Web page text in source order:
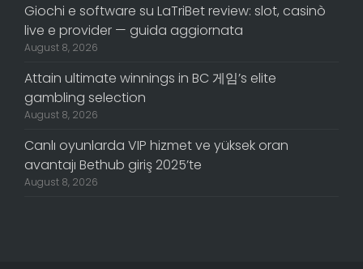
Giochi e software su LaTriBet review: slot, casinò
live e provider — guida aggiornata
August 8, 2026
Attain ultimate winnings in BC 게임’s elite
gambling selection
August 8, 2026
Canlı oyunlarda VIP hizmet ve yüksek oran
avantajı Bethub giriş 2025’te
August 8, 2026